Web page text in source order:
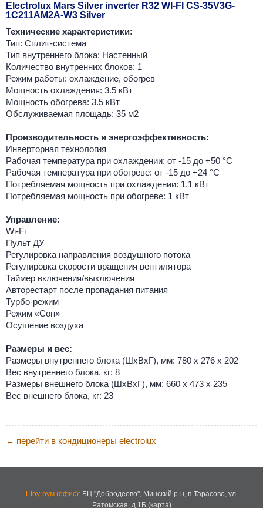
Electrolux Mars Silver inverter R32 WI-FI CS-35V3G-
1C211AM2A-W3 Silver
Технические характеристики:
Тип: Сплит-система
Тип внутреннего блока: Настенный
Количество внутренних блоков: 1
Режим работы: охлаждение, обогрев
Мощность охлаждения: 3.5 кВт
Мощность обогрева: 3.5 кВт
Обслуживаемая площадь: 35 м2
Производительность и энергоэффективность:
Инверторная технология
Рабочая температура при охлаждении: от -15 до +50 °C
Рабочая температура при обогреве: от -15 до +24 °C
Потребляемая мощность при охлаждении: 1.1 кВт
Потребляемая мощность при обогреве: 1 кВт
Управление:
Wi-Fi
Пульт ДУ
Регулировка направления воздушного потока
Регулировка скорости вращения вентилятора
Таймер включения/выключения
Авторестарт после пропадания питания
Турбо-режим
Режим «Сон»
Осушение воздуха
Размеры и вес:
Размеры внутреннего блока (ШхВхГ), мм: 780 х 276 х 202
Вес внутреннего блока, кг: 8
Размеры внешнего блока (ШхВхГ), мм: 660 х 473 х 235
Вес внешнего блока, кг: 23
← перейти в кондиционеры electrolux
Шоу-рум (офис):БЦ "Добродеево", Минский р-н, п.Тарасово, ул.
Ратомская, д.1Б(карта)